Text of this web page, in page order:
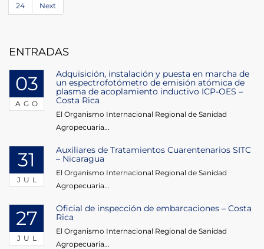
24 Next
ENTRADAS
03
AGO
Adquisición, instalación y puesta en marcha de
un espectrofotómetro de emisión atómica de
plasma de acoplamiento inductivo ICP-OES –
Costa Rica
El Organismo Internacional Regional de Sanidad
Agropecuaria...
31
JUL
Auxiliares de Tratamientos Cuarentenarios SITC
– Nicaragua
El Organismo Internacional Regional de Sanidad
Agropecuaria...
27
JUL
Oficial de inspección de embarcaciones – Costa
Rica
El Organismo Internacional Regional de Sanidad
Agropecuaria...